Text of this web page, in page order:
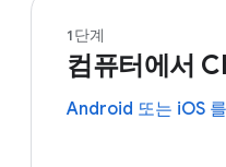
1단계
컴퓨터에서
Android 또는 iOS